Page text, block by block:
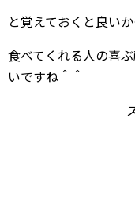
と覚えておくと良い
食べてくれる人の喜
いですね＾＾